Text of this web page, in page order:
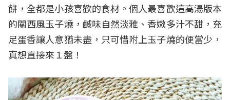
餅，全都是小孩喜歡的食材。個人最喜歡這高湯版本
的關西風玉子燒，鹹味自然淡雅、香嫩多汁不甜，充
足蛋香讓人意猶未盡，只可惜附上玉子燒的便當少，
真想直接來１盤！